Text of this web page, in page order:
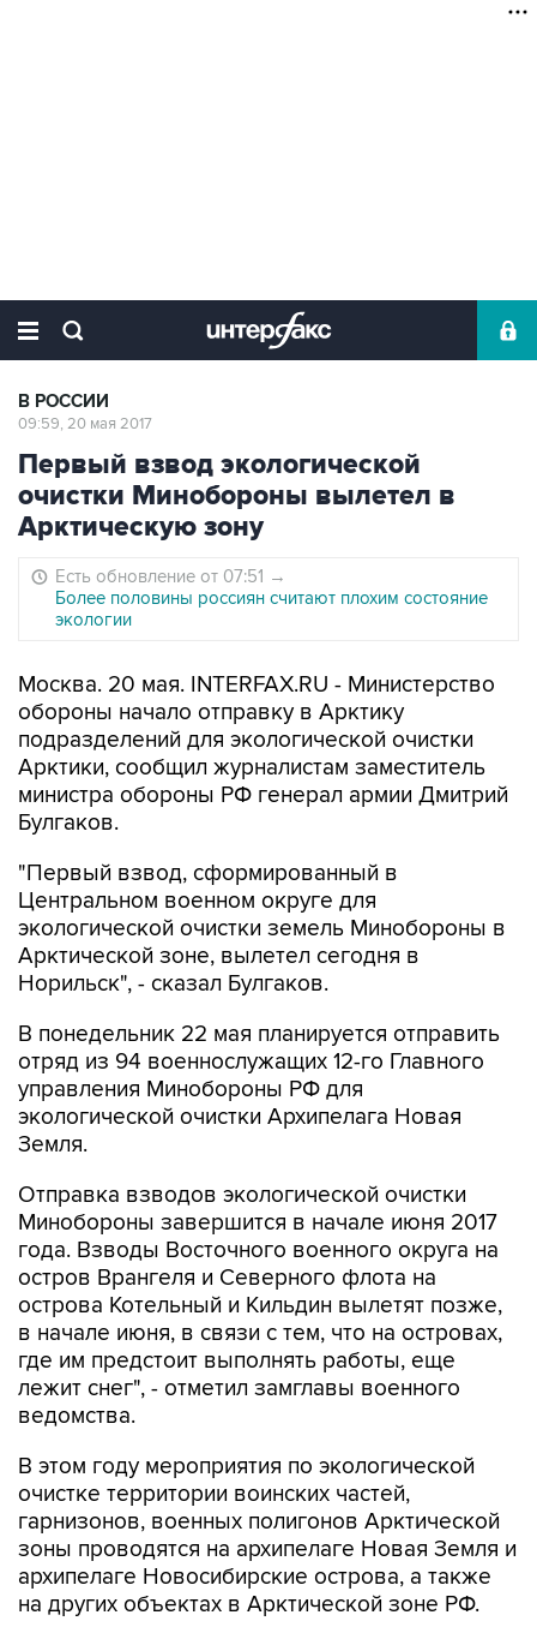
В РОССИИ
09:59, 20 мая 2017
Первый взвод экологической
очистки Минобороны вылетел в
Арктическую зону
Есть обновление от 07:51 →
Более половины россиян считают плохим состояние
экологии
Москва. 20 мая. INTERFAX.RU - Министерство
обороны начало отправку в Арктику
подразделений для экологической очистки
Арктики, сообщил журналистам заместитель
министра обороны РФ генерал армии Дмитрий
Булгаков.
"Первый взвод, сформированный в
Центральном военном округе для
экологической очистки земель Минобороны в
Арктической зоне, вылетел сегодня в
Норильск", - сказал Булгаков.
В понедельник 22 мая планируется отправить
отряд из 94 военнослужащих 12-го Главного
управления Минобороны РФ для
экологической очистки Архипелага Новая
Земля.
Отправка взводов экологической очистки
Минобороны завершится в начале июня 2017
года. Взводы Восточного военного округа на
остров Врангеля и Северного флота на
острова Котельный и Кильдин вылетят позже,
в начале июня, в связи с тем, что на островах,
где им предстоит выполнять работы, еще
лежит снег", - отметил замглавы военного
ведомства.
В этом году мероприятия по экологической
очистке территории воинских частей,
гарнизонов, военных полигонов Арктической
зоны проводятся на архипелаге Новая Земля и
архипелаге Новосибирские острова, а также
на других объектах в Арктической зоне РФ.